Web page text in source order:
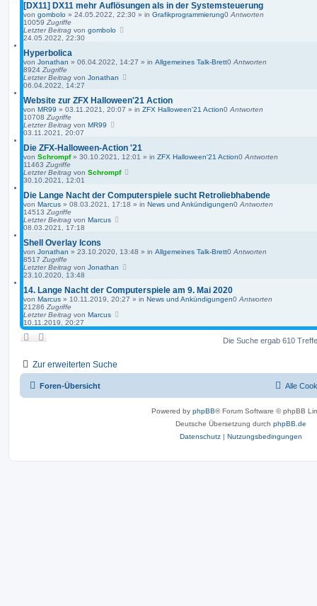
[DX11] DX11 mehr Auflösungen als in der Systemsteuerung
von gombolo » 24.05.2022, 22:30 » in Grafikprogrammierung0 Antworten
10059 Zugriffe
Letzter Beitrag von gombolo
24.05.2022, 22:30
Hyperbolica
von Jonathan » 06.04.2022, 14:27 » in Allgemeines Talk-Brett0 Antworten
8924 Zugriffe
Letzter Beitrag von Jonathan
06.04.2022, 14:27
Website zur ZFX Halloween'21 Action
von MR99 » 03.11.2021, 20:07 » in ZFX Halloween'21 Action0 Antworten
10708 Zugriffe
Letzter Beitrag von MR99
03.11.2021, 20:07
Die ZFX-Halloween-Action '21
von Schrompf» 30.10.2021, 12:01 » in ZFX Halloween'21 Action0 Antworten
11463 Zugriffe
Letzter Beitrag von Schrompf
30.10.2021, 12:01
Die Lange Nacht der Computerspiele sucht Retroliebhabende
von Marcus » 08.03.2021, 17:18 » in News und Ankündigungen0 Antworten
14513 Zugriffe
Letzter Beitrag von Marcus
08.03.2021, 17:18
Shell Overlay Icons
von Jonathan » 23.10.2020, 13:48 » in Allgemeines Talk-Brett0 Antworten
8517 Zugriffe
Letzter Beitrag von Jonathan
23.10.2020, 13:48
14. Lange Nacht der Computerspiele am 9. Mai 2020
von Marcus » 10.11.2019, 20:27 » in News und Ankündigungen0 Antworten
21286 Zugriffe
Letzter Beitrag von Marcus
10.11.2019, 20:27
Die Suche ergab 610
Zur erweiterten Suche
Foren-Übersicht Alle
Powered by phpBB® Forum Software © phpBB
Deutsche Übersetzung durch phpBB.de
Datenschutz | Nutzungsbedingungen